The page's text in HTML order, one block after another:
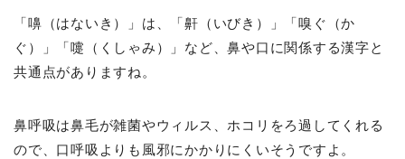
「嚊（はないき）」は、「鼾（いびき）」「嗅ぐ（か
ぐ）」「嚏（くしゃみ）」など、鼻や口に関係する漢字と
共通点がありますね。
鼻呼吸は鼻毛が雑菌やウィルス、ホコリをろ過してくれる
ので、口呼吸よりも風邪にかかりにくいそうですよ。